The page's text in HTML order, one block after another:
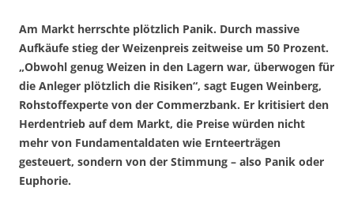
Am Markt herrschte plötzlich Panik. Durch massive
Aufkäufe stieg der Weizenpreis zeitweise um 50 Prozent.
„Obwohl genug Weizen in den Lagern war, überwogen für
die Anleger plötzlich die Risiken“, sagt Eugen Weinberg,
Rohstoffexperte von der Commerzbank. Er kritisiert den
Herdentrieb auf dem Markt, die Preise würden nicht
mehr von Fundamentaldaten wie Ernteerträgen
gesteuert, sondern von der Stimmung – also Panik oder
Euphorie.